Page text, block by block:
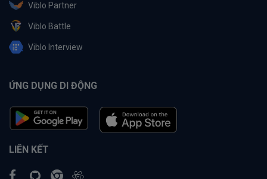
Viblo Partner
Viblo Battle
Viblo Interview
ỨNG DỤNG DI ĐỘNG
LIÊN KẾT